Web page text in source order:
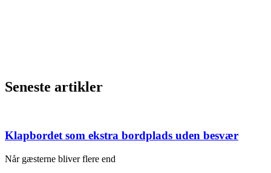
Seneste artikler
Klapbordet som ekstra bordplads uden besvær
Når gæsterne bliver flere end